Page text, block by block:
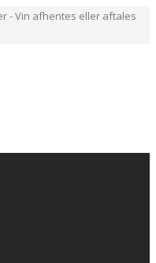
- Vin afhentes eller aftales